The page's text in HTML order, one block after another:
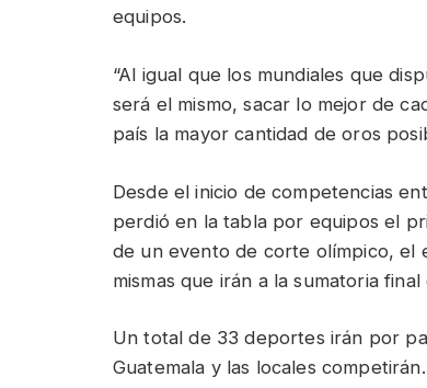
equipos.
“Al igual que los mundiales que
será el mismo, sacar lo mejor de
país la mayor cantidad de oros
Desde el inicio de competencias
perdió en la tabla por equipos el
de un evento de corte olímpico, el
mismas que irán a la sumatoria
Un total de 33 deportes irán por
Guatemala y las locales competirán.